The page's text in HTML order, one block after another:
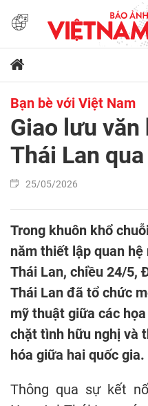
Bạn bè với Việt Nam
Giao lưu
Thái Lan
25/05/2026
Trong khuôn khổ
năm thiết lập quan
Thái Lan, chiều 24/5,
Thái Lan đã tổ chức
mỹ thuật giữa các
chặt tình hữu nghị và
hóa giữa hai quốc gia.
Thông qua sự kết